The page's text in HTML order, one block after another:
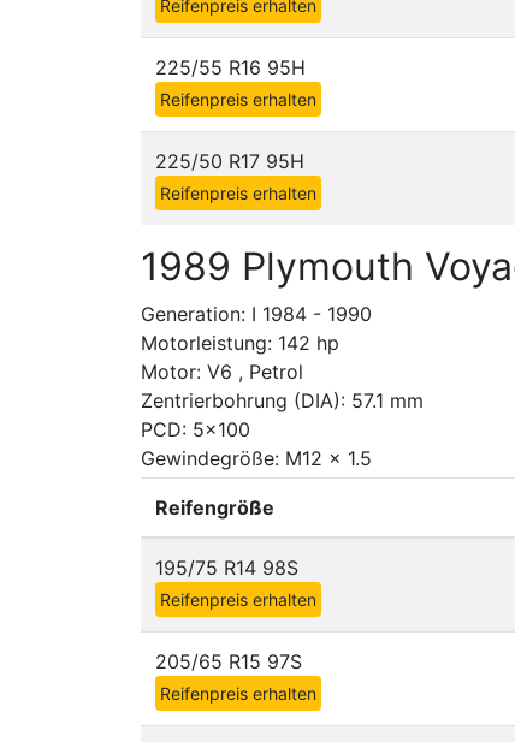
Reifenpreis erhalten
225/55 R16 95H
Reifenpreis erhalten
225/50 R17 95H
Reifenpreis erhalten
1989 Plymouth
Generation: I 1984 - 1990
Motorleistung: 142 hp
Motor: V6 , Petrol
Zentrierbohrung (DIA): 57.1 mm
PCD: 5x100
Gewindegröße: M12 x 1.5
Reifengröße
195/75 R14 98S
Reifenpreis erhalten
205/65 R15 97S
Reifenpreis erhalten